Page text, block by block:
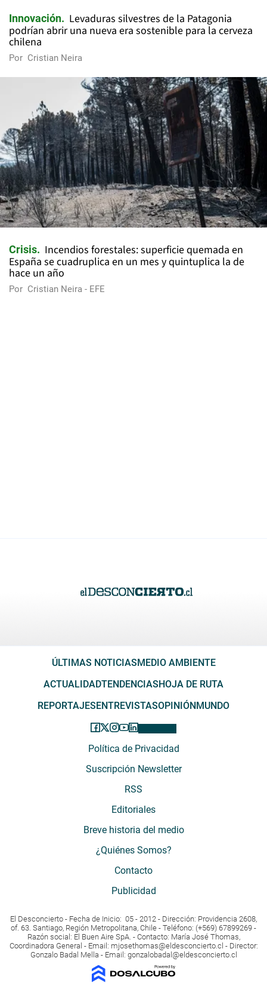
Innovación
Levaduras silvestres de la Patagonia
podrían abrir una nueva era sostenible para la cerveza
chilena
Por Cristian Neira
Crisis
Incendios forestales: superficie quemada en
España se cuadruplica en un mes y quintuplica la de
hace un año
Por Cristian Neira - EFE
ÚLTIMAS NOTICIASMEDIO AMBIENTE
ACTUALIDADTENDENCIASHOJA DE RUTA
REPORTAJESENTREVISTASOPINIÓNMUNDO
Política de Privacidad
Suscripción Newsletter
RSS
Editoriales
Breve historia del medio
¿Quiénes Somos?
Contacto
Publicidad
El Desconcierto - Fecha de Inicio: 05 - 2012 - Dirección: Providencia 2608,
of. 63. Santiago, Región Metropolitana, Chile - Teléfono: (+569) 67899269 -
Razón social: El Buen Aire SpA. - Contacto: María José Thomas,
Coordinadora General - Email: mjosethomas@eldesconcierto.cl - Director:
Gonzalo Badal Mella - Email: gonzalobadal@eldesconcierto.cl